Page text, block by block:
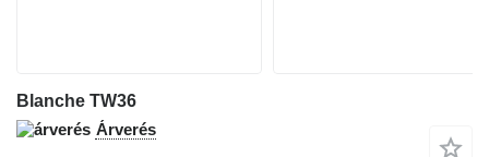
Blanche TW36
Árverés